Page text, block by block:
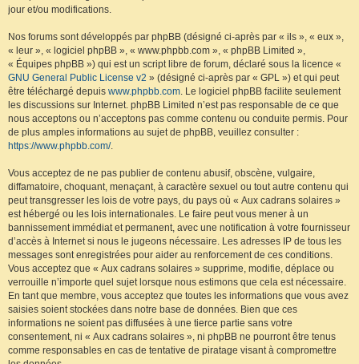
jour et/ou modifications.
Nos forums sont développés par phpBB (désigné ci-après par « ils », « eux »,
« leur », « logiciel phpBB », « www.phpbb.com », « phpBB Limited »,
« Équipes phpBB ») qui est un script libre de forum, déclaré sous la licence «
GNU General Public License v2 » (désigné ci-après par « GPL ») et qui peut
être téléchargé depuis www.phpbb.com. Le logiciel phpBB facilite seulement
les discussions sur Internet. phpBB Limited n’est pas responsable de ce que
nous acceptons ou n’acceptons pas comme contenu ou conduite permis. Pour
de plus amples informations au sujet de phpBB, veuillez consulter :
https://www.phpbb.com/.
Vous acceptez de ne pas publier de contenu abusif, obscène, vulgaire,
diffamatoire, choquant, menaçant, à caractère sexuel ou tout autre contenu qui
peut transgresser les lois de votre pays, du pays où « Aux cadrans solaires »
est hébergé ou les lois internationales. Le faire peut vous mener à un
bannissement immédiat et permanent, avec une notification à votre fournisseur
d’accès à Internet si nous le jugeons nécessaire. Les adresses IP de tous les
messages sont enregistrées pour aider au renforcement de ces conditions.
Vous acceptez que « Aux cadrans solaires » supprime, modifie, déplace ou
verrouille n’importe quel sujet lorsque nous estimons que cela est nécessaire.
En tant que membre, vous acceptez que toutes les informations que vous avez
saisies soient stockées dans notre base de données. Bien que ces
informations ne soient pas diffusées à une tierce partie sans votre
consentement, ni « Aux cadrans solaires », ni phpBB ne pourront être tenus
comme responsables en cas de tentative de piratage visant à compromettre